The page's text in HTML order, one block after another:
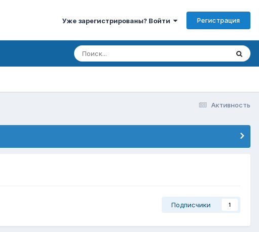
Уже зарегистрированы? Войти Регистрация
Активность
Подписчики 1